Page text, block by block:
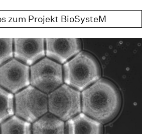
zum Projekt BioSysteM